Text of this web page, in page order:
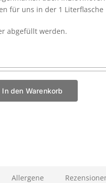
für uns in der 1 Literflasche
abgefüllt werden.
In den Warenkorb
Allergene